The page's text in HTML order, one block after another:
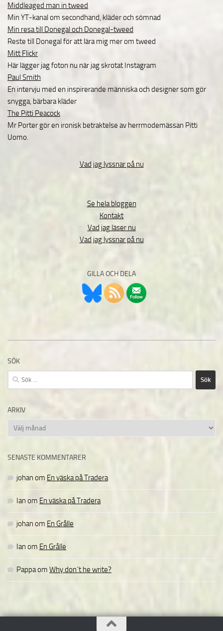
Middleaged man in tweed
Min YT-kanal om secondhand, kläder och sömnad
Min resa till Donegal och Donegal-tweed
Reste till Donegal för att lära mig mer om tweed
Mitt Flickr
Här lägger jag foton nu när jag skrotat Instagram
Paul Smith
En intervju med en inspirerande människa och designer som gör
snygga, bärbara kläder
The Pitti Peacock
Mr Porter gör en ironisk betraktelse av herrmodemässan Pitti
Uomo.
Vad jag lyssnar på nu
Se hela bloggen
Kontakt
Vad jag läser nu
Vad jag lyssnar på nu
GILLA OCH DELA
SÖK
Sök
efter:
ARKIV
Arkiv
SENASTE KOMMENTARER
johan om En väska på Tradera
Ian om En väska på Tradera
johan om En Grålle
Ian om En Grålle
Pappaom Why don´t he write?